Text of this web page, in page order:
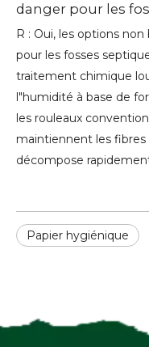
danger pour les
R : Oui, les options
pour les fosses
traitement chimique
l"humidité à base de
les rouleaux
maintiennent les fibres
décompose
Papier hygiénique